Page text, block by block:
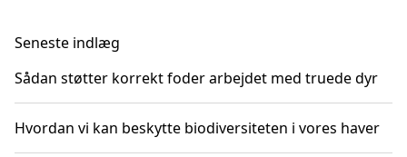
Seneste indlæg
Sådan støtter korrekt foder arbejdet med truede dyr
Hvordan vi kan beskytte biodiversiteten i vores haver